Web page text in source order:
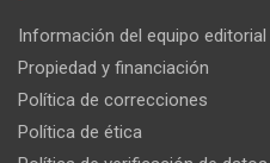
Información del equipo editorial
Propiedad y financiación
Política de correcciones
Política de ética